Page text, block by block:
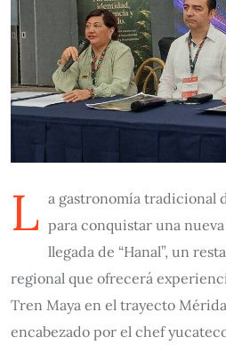
L a gastronomía tradicional
para conquistar una
llegada de “Hanal”, un
regional que ofrecerá
Tren Maya en el trayecto
encabezado por el chef